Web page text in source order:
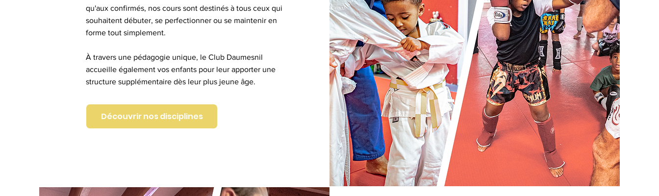
qu'aux confirmés, nos cours sont destinés à tous ceux qui
souhaitent débuter, se perfectionner ou se maintenir en
forme tout simplement.
À travers une pédagogie unique, le Club Daumesnil
accueille également vos enfants pour leur apporter une
structure supplémentaire dès leur plus jeune âge.
Découvrir nos disciplines